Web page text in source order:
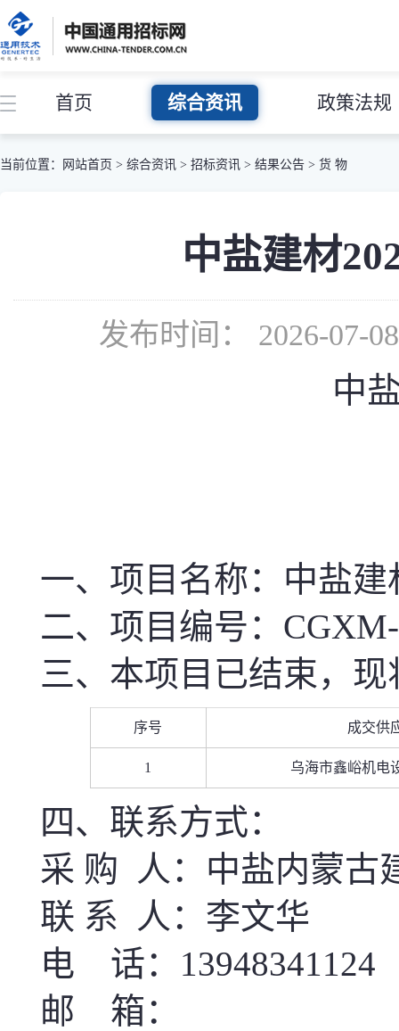
首页 综合资讯 政策法规
当前位置： 网站首页 > 综合资讯 > 招标资讯 > 结果公告 > 货 物
中盐建材
发布时间： 2026-07-
中
一、项目名称：中盐建
二、项目编号：
三、本项目已结束，
序号 成交供
1 乌海市鑫峪机电
四、联系方式：
采 购 人： 中盐内蒙古
联 系 人： 李文华
电
话： 13948341124
邮 箱：